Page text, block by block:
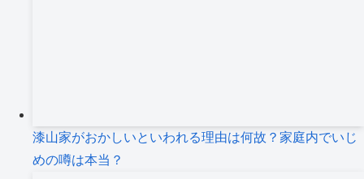
漆山家がおかしいといわれる理由は何故？家庭内でいじ
めの噂は本当？